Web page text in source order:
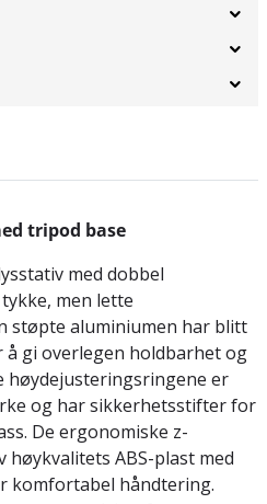
tripod base
med dobbel
men lette
støpte aluminiumen har blitt
gi overlegen holdbarhet og
høydejusteringsringene er
og har sikkerhetsstifter for
De ergonomiske z-
ABS-plast med
komfortabel håndtering.